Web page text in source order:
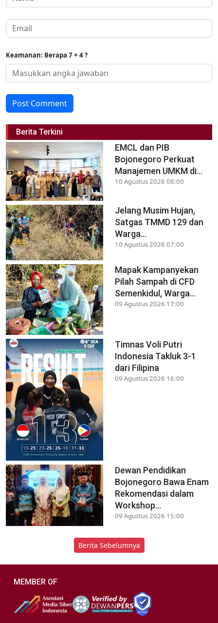
Keamanan: Berapa 7 + 4 ?
Post Comment
Berita Terkini
EMCL dan PIB
Bojonegoro Perkuat
Manajemen UMKM di...
10 Agustus 2026 08:00
Jelang Musim Hujan,
Satgas TMMD 129 dan
Warga...
10 Agustus 2026 07:00
Mapak Kampanyekan
Pilah Sampah di CFD
Semenkidul, Warga...
09 Agustus 2026 17:00
Timnas Voli Putri
Indonesia Takluk 3-1
dari Filipina
09 Agustus 2026 16:00
Dewan Pendidikan
Bojonegoro Bawa Enam
Rekomendasi dalam
Workshop...
09 Agustus 2026 15:00
Berita Sebelumnya
MEMBER OF